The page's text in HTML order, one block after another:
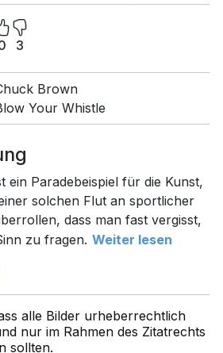
3
Brown
Your Whistle
ein Paradebeispiel für die Kunst,
solchen Flut an sportlicher
dass man fast vergisst,
zu fragen. Weiter lesen
alle Bilder urheberrechtlich
nur im Rahmen des Zitatrechts
sollten.